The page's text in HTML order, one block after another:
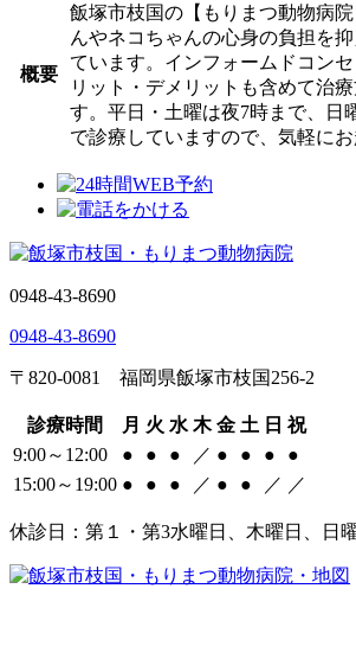
概要
飯塚市枝国の【もりまつ動物病
んやネコちゃんの心身の負担を
ています。インフォームドコン
リット・デメリットも含めて治
す。平日・土曜は夜7時まで、日
で診療していますので、気軽にお
0948-43-8690
0948-43-8690
〒820-0081 福岡県飯塚市枝国256-2
診療時間 月 火 水 木 金 土 日 祝
9:00～12:00
● ● ● ／ ● ● ●
●
15:00～19:00 ● ● ● ／ ● ● ／ ／
休診日：第１・第3水曜日、木曜日、日